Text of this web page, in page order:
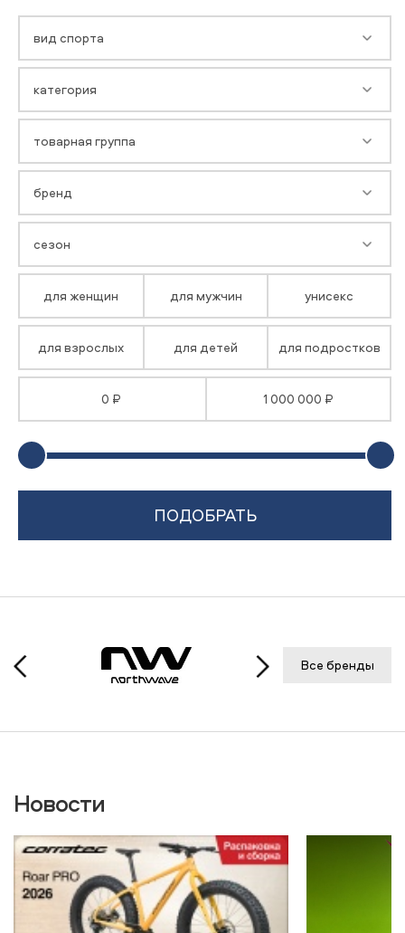
вид спорта
категория
товарная группа
бренд
сезон
для женщин для мужчин унисекс
для взрослых для детей для подростков
0 ₽ 1 000 000 ₽
Все бренды
Новости